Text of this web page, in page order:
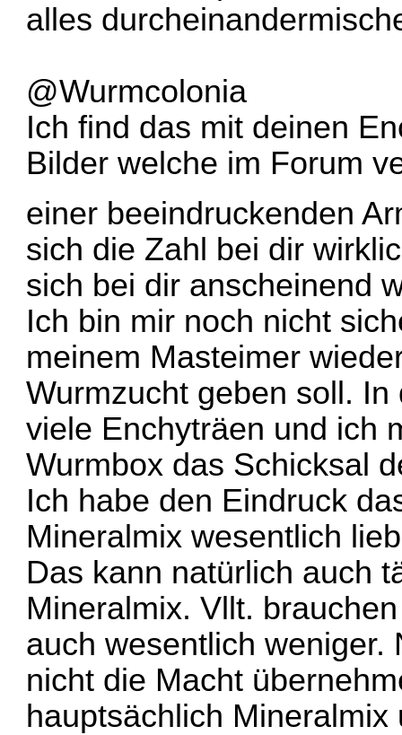
alles
@Wurmcolonia
Ich find das mit deinen
Bilder welche im Forum
einer beeindruckenden
sich die Zahl bei dir
sich bei dir anscheinend
Ich bin mir noch nicht
meinem Masteimer
Wurmzucht geben soll.
viele Enchyträen und ich
Wurmbox das Schicksal
Ich habe den Eindruck
Mineralmix wesentlich
Das kann natürlich auch
Mineralmix. Vllt.
auch wesentlich weniger.
nicht die Macht
hauptsächlich